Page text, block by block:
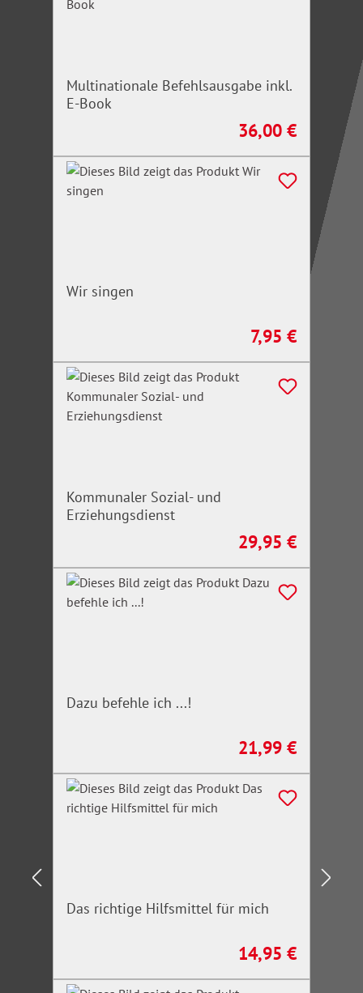
Multinationale Befehlsausgabe inkl.
E-Book
Regulärer Preis:
36,00 €
Wir singen
Regulärer Preis:
7,95 €
Kommunaler Sozial- und
Erziehungsdienst
Regulärer Preis:
29,95 €
Dazu befehle ich ...!
Regulärer Preis:
21,99 €
Das richtige Hilfsmittel für mich
Regulärer Preis:
14,95 €